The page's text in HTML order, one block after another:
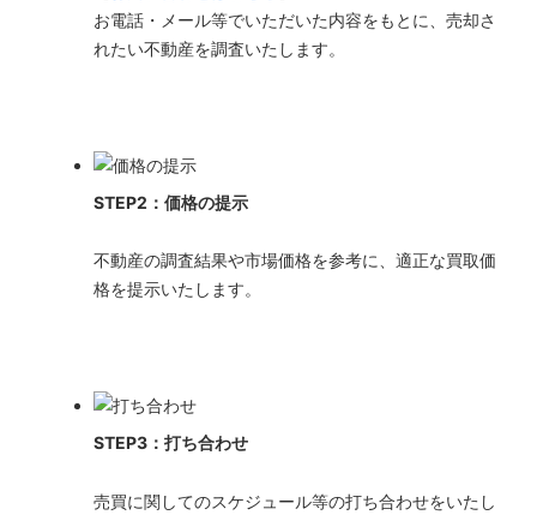
お電話・メール等でいただいた内容をもとに、売却さ
れたい不動産を調査いたします。
STEP2：価格の提示
不動産の調査結果や市場価格を参考に、適正な買取価
格を提示いたします。
STEP3：打ち合わせ
売買に関してのスケジュール等の打ち合わせをいたし